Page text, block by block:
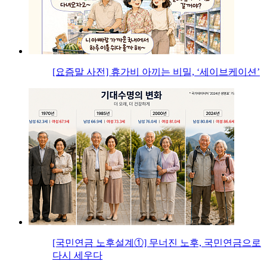
[요즘말 사전] 휴가비 아끼는 비밀, ‘세이브케이션’
[국민연금 노후설계①] 무너진 노후, 국민연금으로
다시 세우다